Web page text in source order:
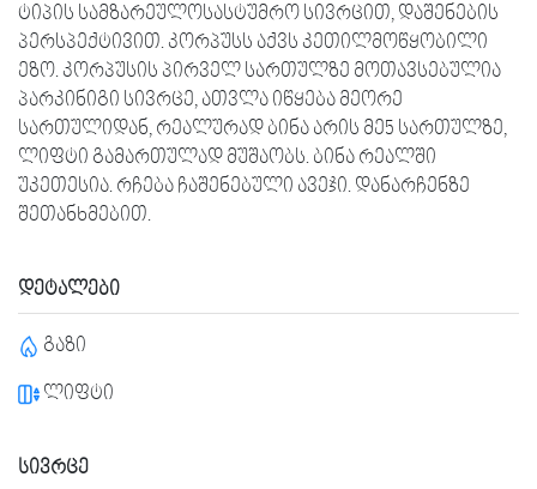
ტიპის სამზარეულოსასტუმრო სივრცით, დაშენების
პერსპექტივით. კორპუსს აქვს კეთილმოწყობილი
ეზო. კორპუსის პირველ სართულზე მოთავსებულია
პარკინიგი სივრცე, ათვლა იწყება მეორე
სართულიდან, რეალურად ბინა არის მე5 სართულზე,
ლიფტი გამართულად მუშაობს. ბინა რეალში
უკეთესია. რჩება ჩაშენებული ავეჯი. დანარჩენზე
შეთანხმებით.
დეტალები
გაზი
ლიფტი
სივრცე